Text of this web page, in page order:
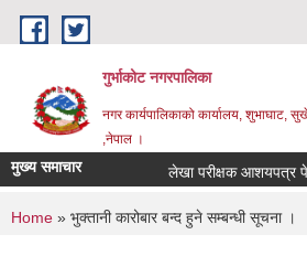
Skip to main content
गुर्भाकोट नगरपालिका
नगर कार्यपालिकाको कार्यालय, शुभाघाट,
,नेपाल ।
मुख्य समाचार लेखा परीक्षक आशयपत्र पेश
You are here
Home » भुक्तानी कारोबार बन्द हुने सम्बन्धी सूचना ।